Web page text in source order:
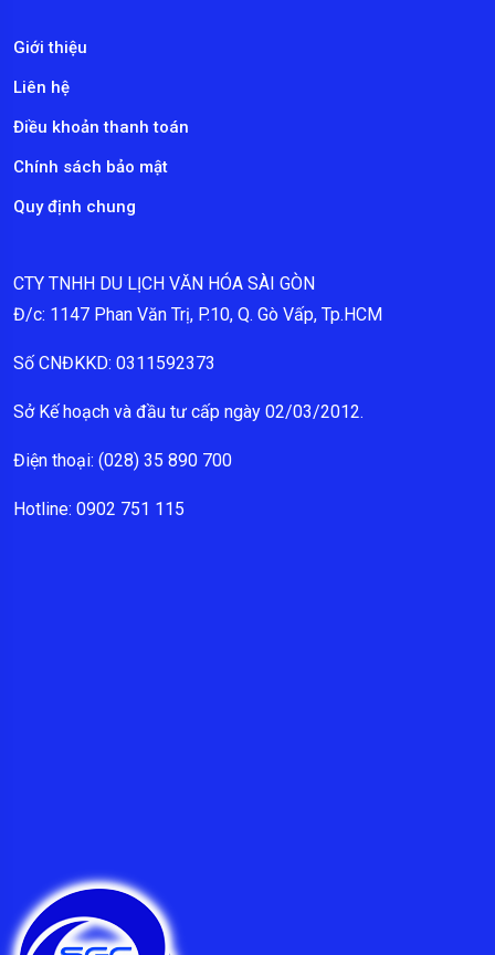
Giới thiệu
Liên hệ
Điều khoản thanh toán
Chính sách bảo mật
Quy định chung
CTY TNHH DU LỊCH VĂN HÓA SÀI GÒN
Đ/c: 1147 Phan Văn Trị, P.10, Q. Gò Vấp, Tp.HCM
Số CNĐKKD: 0311592373
Sở Kế hoạch và đầu tư cấp ngày 02/03/2012.
Điện thoại: (028) 35 890 700
Hotline: 0902 751 115